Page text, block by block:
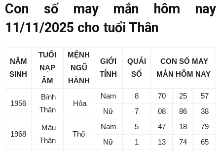
Con số may mắn hôm nay
11/11/2025 cho tuổi Thân
NĂM
SINH
TUỔI
NẠP
ÂM
MỆNH
NGŨ
HÀNH
GIỚI
TÍNH
QUÁI
SỐ
CON SỐ MAY
MẮN HÔM NAY
1956
Bính
Thân
Hỏa
Nam 8 70 25
57
Nữ
7 08 86 38
1968
Mậu
Thân
Thổ
Nam 5 47 18
79
Nữ
1 13 74 65